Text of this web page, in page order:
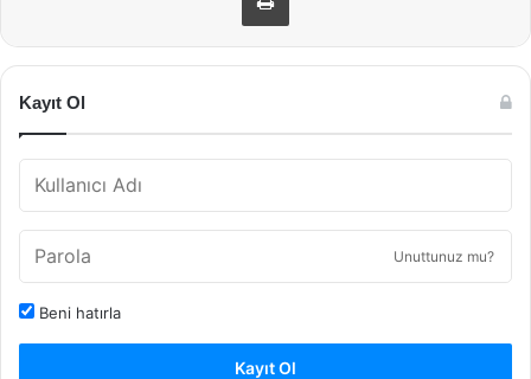
Kayıt Ol
Unuttunuz mu?
Beni hatırla
Kayıt Ol